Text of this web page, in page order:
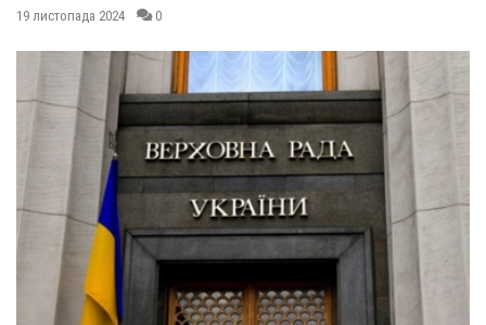
19 листопада 2024 0